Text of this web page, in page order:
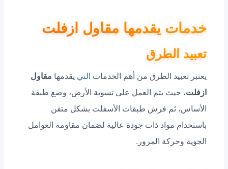
خدمات يقدمها مقاول ازفلت
تعبيد الطرق
يعتبر تعبيد الطرق من أهم الخدمات التي يقدمها مقاول
ازفلت، حيث يتم العمل على تسوية الأرض، وضع طبقة
الأساس، ثم فرش طبقات الأسفلت بشكل متقن
باستخدام مواد ذات جودة عالية لضمان مقاومة العوامل
الجوية وحركة المرور.